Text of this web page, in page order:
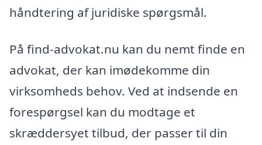
håndtering af juridiske spørgsmål.
På find-advokat.nu kan du nemt finde en
advokat, der kan imødekomme din
virksomheds behov. Ved at indsende en
forespørgsel kan du modtage et
skræddersyet tilbud, der passer til din